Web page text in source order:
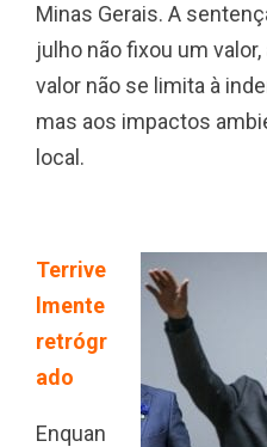
Minas Gerais. A
julho não fixou um
valor não se limita à
mas aos impactos
local.
Terrive
lmente
retrógr
ado
Enquan